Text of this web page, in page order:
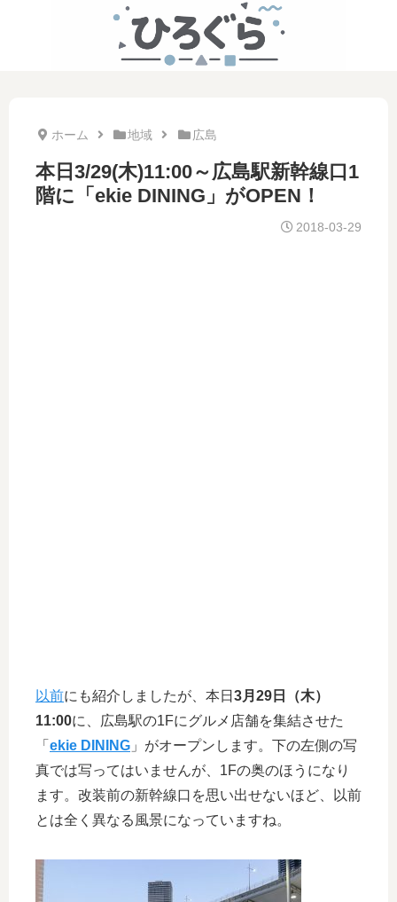
ホーム 地域 広島
本日3/29(木)11:00～広島駅新幹線口1
階に「ekie DINING」がOPEN！
2018-03-29
以前にも紹介しましたが、本日 3月29日（木）
11:00に、広島駅の1Fにグルメ店舗を集結させた
「 ekie DINING 」がオープンします。下の左側の写
真では写ってはいませんが、1Fの奥のほうになり
ます。改装前の新幹線口を思い出せないほど、以前
とは全く異なる風景になっていますね。